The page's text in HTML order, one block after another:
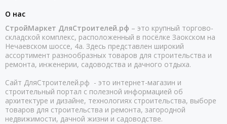
О нас
СтройМаркет ДляСтроителей.рф – это крупный торгово-
складской комплекс, расположенный в посёлке Заокском на
Нечаевском шоссе, 4а. Здесь представлен широкий
ассортимент разнообразных товаров для строительства и
ремонта, инженерии, садоводства и дачного отдыха.
Сайт ДляСтроителей.рф - это интернет-магазин и
строительный портал с полезной информацией об
архитектуре и дизайне, технологиях строительства, выборе
товаров для строительства и ремонта, загородной
недвижимости, дачной жизни и садоводстве.